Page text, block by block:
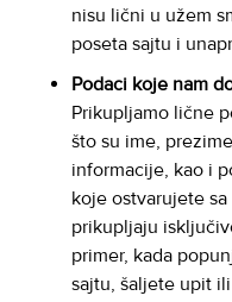
nisu lični u užem
poseta sajtu i
Podaci koje nam
Prikupljamo lične
što su ime,
informacije, kao i
koje ostvarujete
prikupljaju
primer, kada
sajtu, šaljete upit